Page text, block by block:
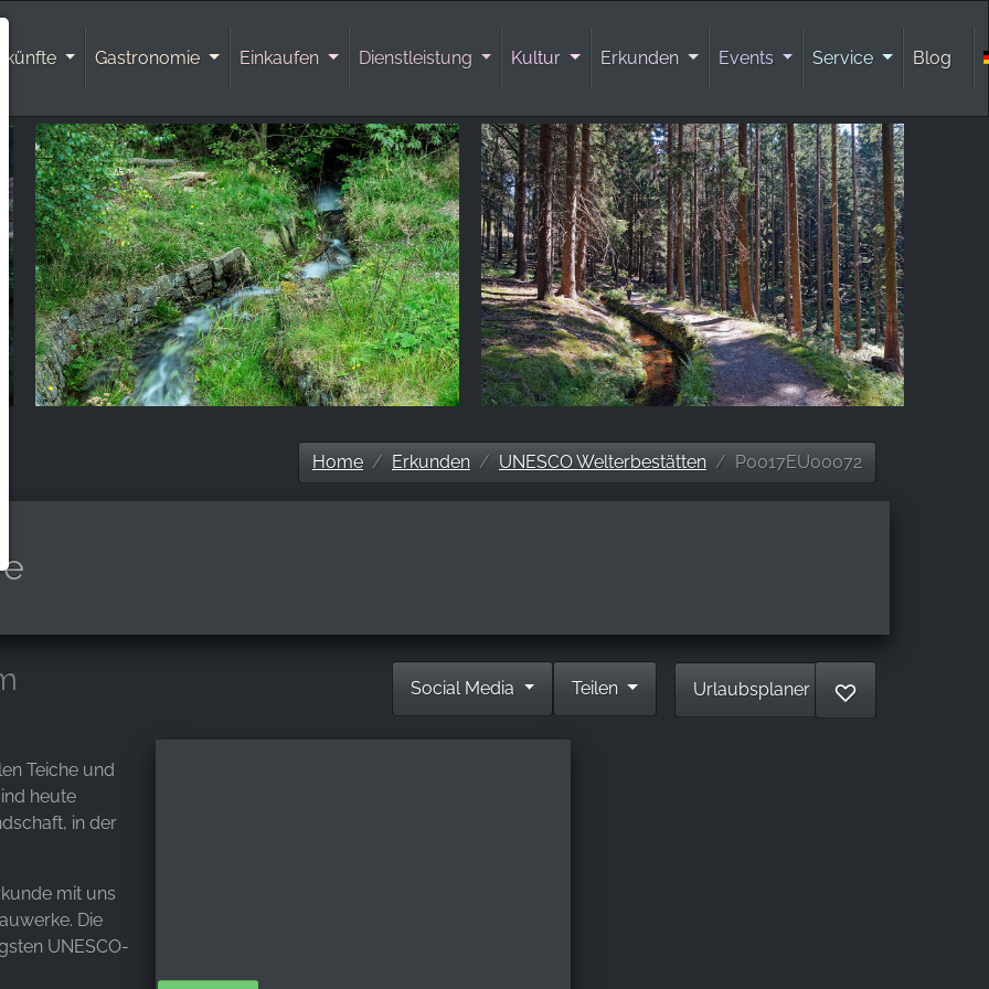
Gastronomie Einkaufen Dienstleistung Kultur Erkunden Events Service Blog
Home Erkunden UNESCO Welterbestätten P0017EU00072
Urlaubsplaner ♡
Teilen
Social Media
Teiche und
heute
in der
mit uns
Die
UNESCO-